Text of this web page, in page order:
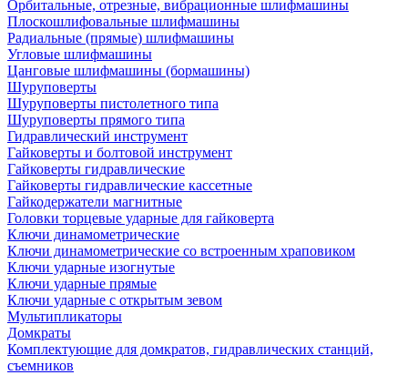
Орбитальные, отрезные, вибрационные шлифмашины
Плоскошлифовальные шлифмашины
Радиальные (прямые) шлифмашины
Угловые шлифмашины
Цанговые шлифмашины (бормашины)
Шуруповерты
Шуруповерты пистолетного типа
Шуруповерты прямого типа
Гидравлический инструмент
Гайковерты и болтовой инструмент
Гайковерты гидравлические
Гайковерты гидравлические кассетные
Гайкодержатели магнитные
Головки торцевые ударные для гайковерта
Ключи динамометрические
Ключи динамометрические со встроенным храповиком
Ключи ударные изогнутые
Ключи ударные прямые
Ключи ударные с открытым зевом
Мультипликаторы
Домкраты
Комплектующие для домкратов, гидравлических станций,
съемников